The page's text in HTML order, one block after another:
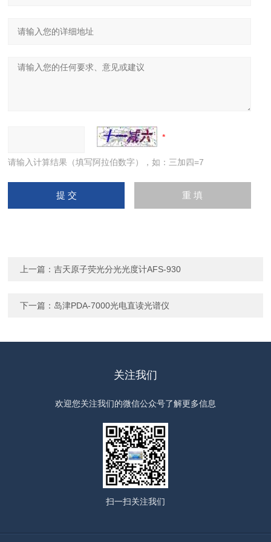
请输入计算结果（填写阿拉伯数字），如：三加四=7
上一篇：吉天原子荧光分光光度计AFS-930
下一篇： 岛津PDA-7000光电直读光谱仪
关注我们
欢迎您关注我们的微信公众号了解更多信息
扫一扫关注我们